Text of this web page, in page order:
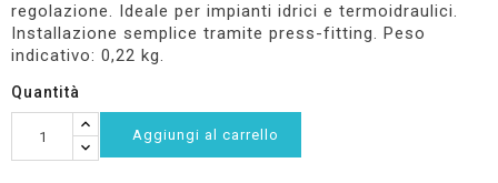
regolazione. Ideale per impianti idrici e termoidraulici.
Installazione semplice tramite press-fitting. Peso
indicativo: 0,22 kg.
Quantità
Aggiungi al carrello